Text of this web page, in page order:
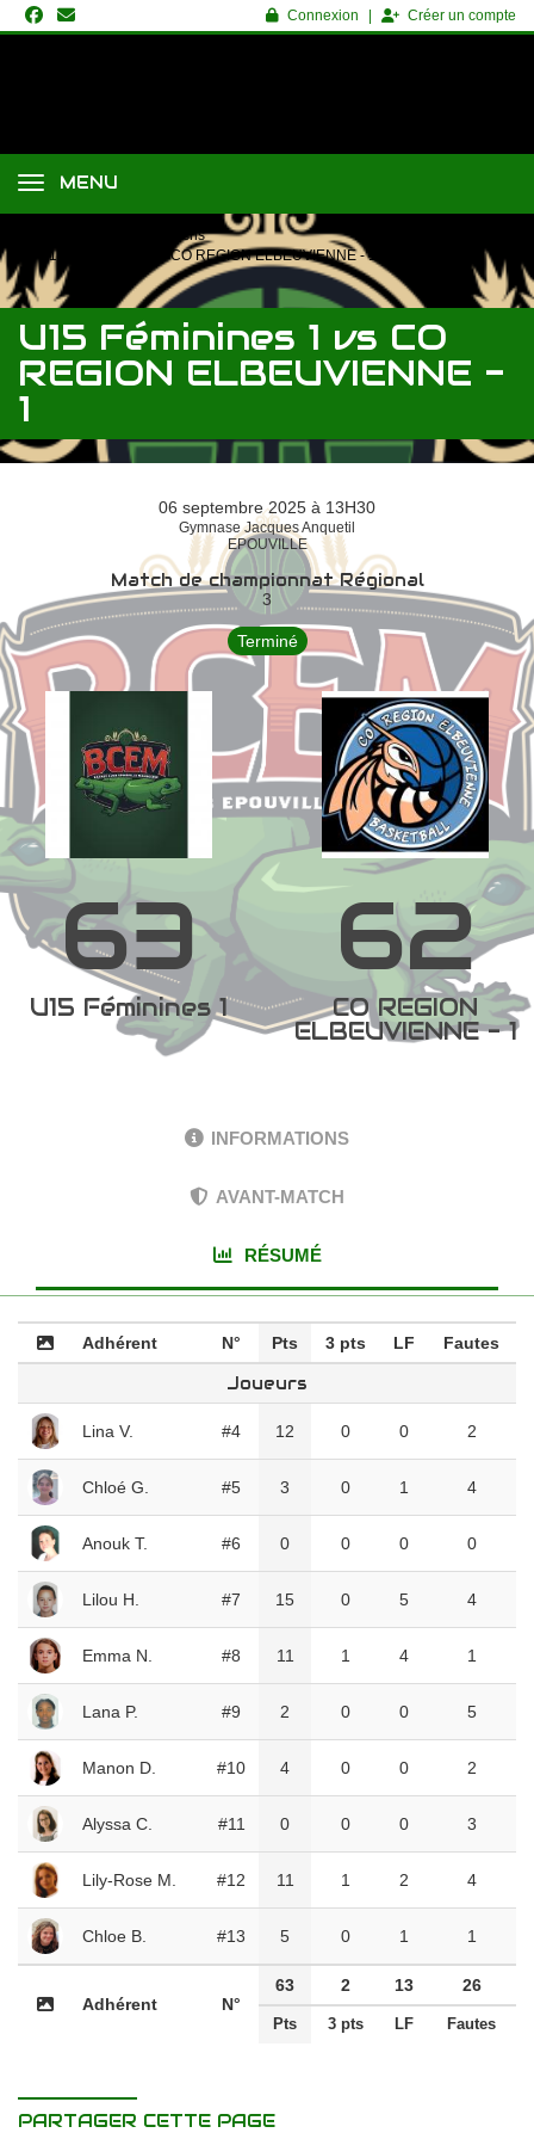
Connexion Créer un compte
MENU
Matchs
U15 Féminines 1 vs CO REGION ELBEUVIENNE - 1
U15 Féminines 1 vs CO
REGION ELBEUVIENNE -
1
06 septembre 2025 à 13H30
Gymnase Jacques Anquetil
EPOUVILLE
Match de championnat Régional
3
Terminé
63 62
U15 Féminines 1 CO REGION
ELBEUVIENNE - 1
INFORMATIONS
AVANT-MATCH
RÉSUMÉ
Adhérent N° Pts 3 pts LF Fautes
Joueurs
Lina V. #4 12 0 0 2
Chloé G. #5 3 0 1 4
Anouk T. #6 0 0 0 0
Lilou H. #7 15 0 5 4
Emma N. #8 11 1 4 1
Lana P. #9 2 0 0 5
Manon D. #10 4 0 0 2
Alyssa C. #11 0 0 0 3
Lily-Rose M. #12 11 1 2 4
Chloe B. #13 5 0 1 1
Adhérent N°
63 2 13 26
Pts 3 pts LF Fautes
PARTAGER CETTE PAGE
Panneau de gestion des cookies